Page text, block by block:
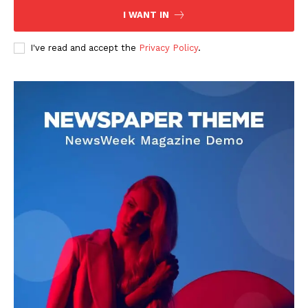
DOWNLOAD NOW
AIN NEWS 1
Contact Us
About Us
Privacy Policy
Terms of Use Agreement
I WANT IN
I've read and accept the Privacy Policy.